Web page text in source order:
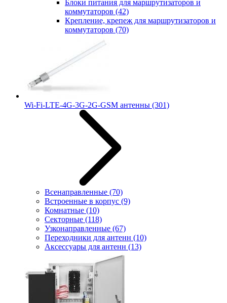
Блоки питания для маршрутизаторов и
коммутаторов (42)
Крепление, крепеж для маршрутизаторов и
коммутаторов (70)
Wi-Fi-LTE-4G-3G-2G-GSM антенны (301)
Всенаправленные (70)
Встроенные в корпус (9)
Комнатные (10)
Секторные (118)
Узконаправленные (67)
Переходники для антенн (10)
Аксессуары для антенн (13)